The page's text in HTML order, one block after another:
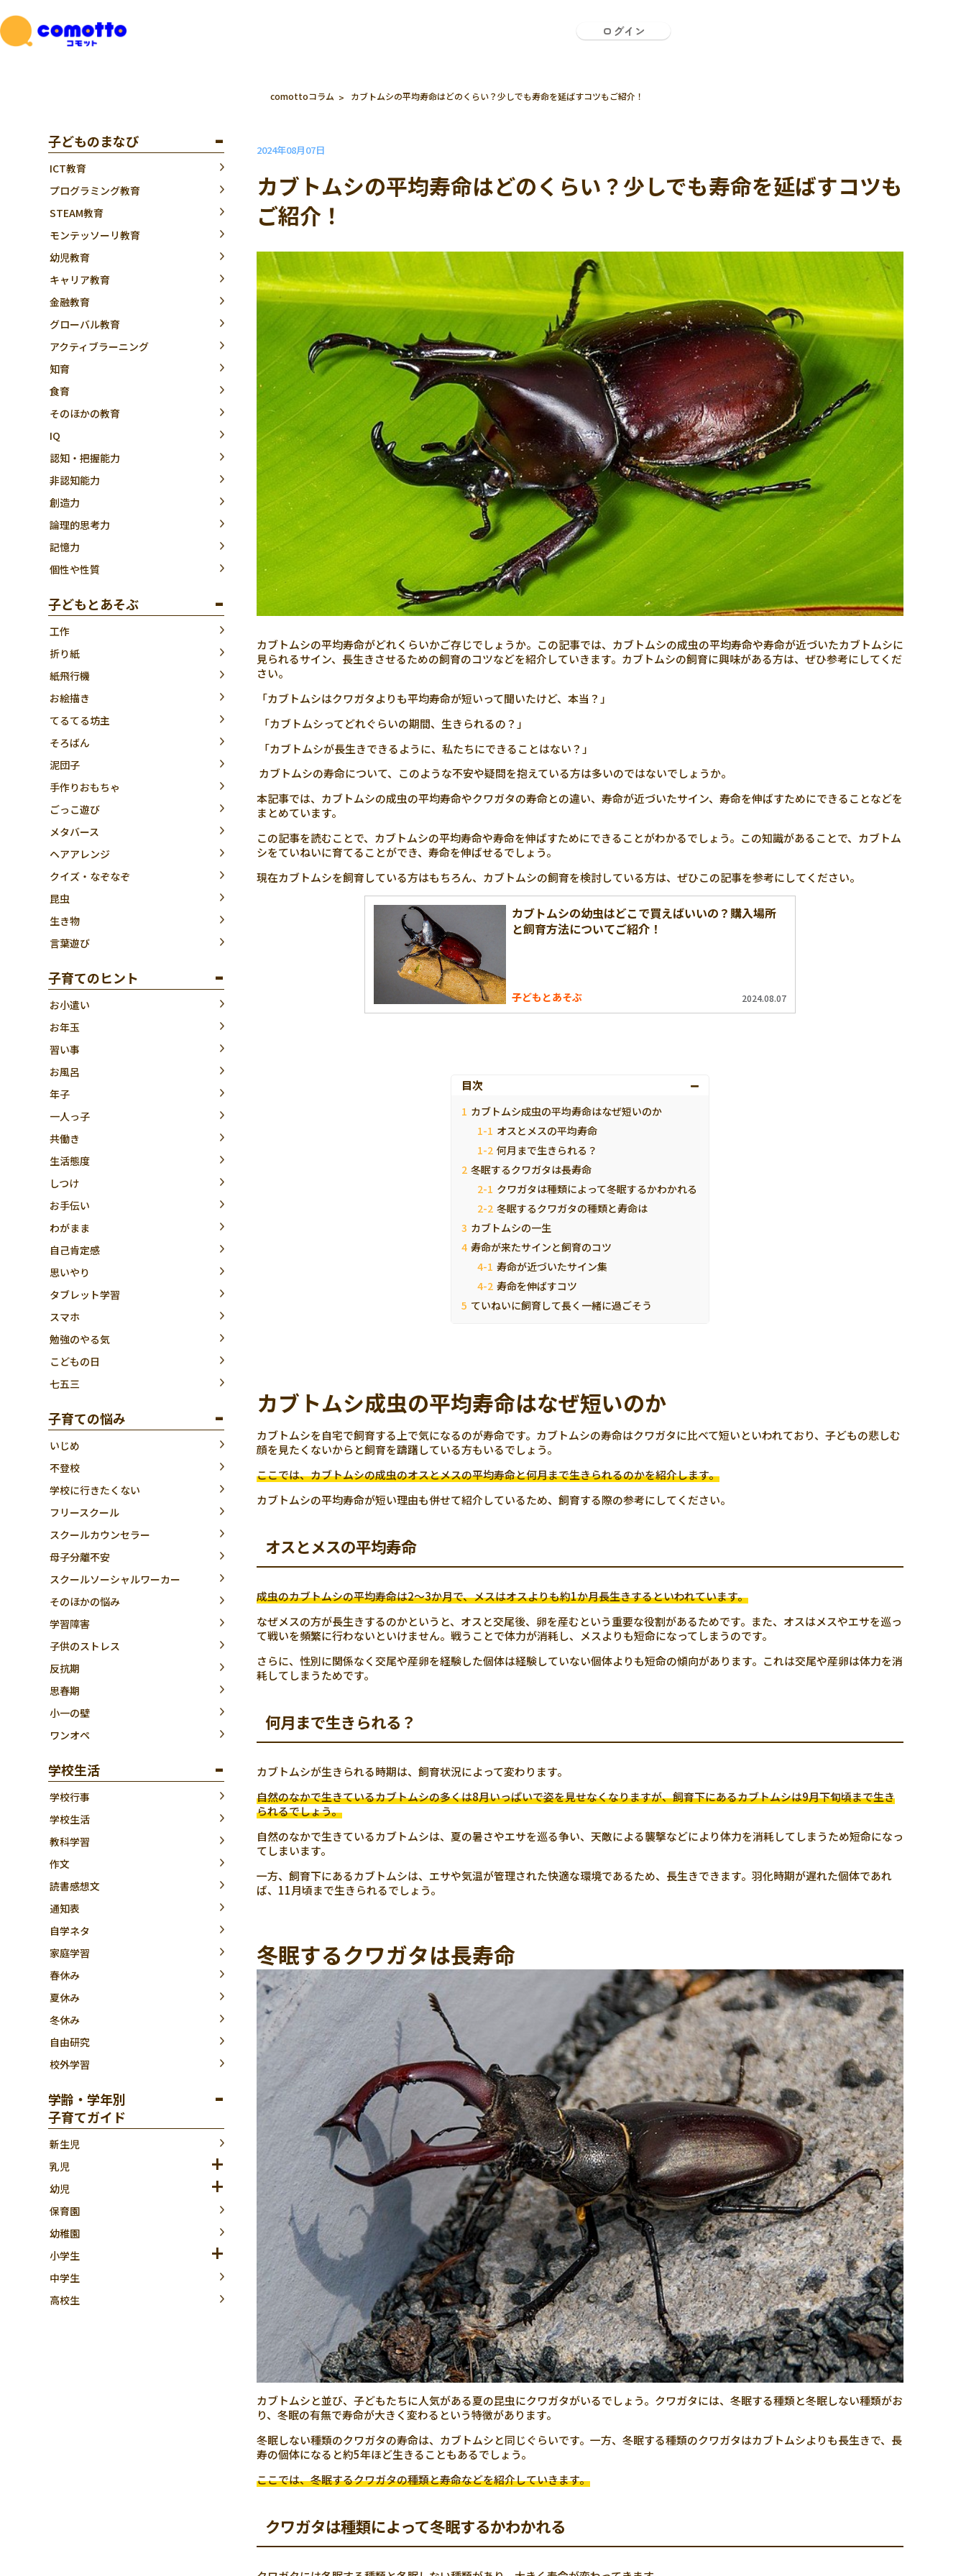
子どものまなび
ICT教育
プログラミング教育
STEAM教育
モンテッソーリ教育
幼児教育
キャリア教育
金融教育
グローバル教育
アクティブラーニング
知育
食育
そのほかの教育
IQ
認知・把握能力
非認知能力
創造力
論理的思考力
記憶力
個性や性質
子どもとあそぶ
工作
折り紙
紙飛行機
お絵描き
てるてる坊主
そろばん
泥団子
手作りおもちゃ
ごっこ遊び
メタバース
ヘアアレンジ
クイズ・なぞなぞ
昆虫
生き物
言葉遊び
子育てのヒント
お小遣い
お年玉
習い事
お風呂
年子
一人っ子
共働き
生活態度
しつけ
お手伝い
わがまま
自己肯定感
思いやり
タブレット学習
スマホ
勉強のやる気
こどもの日
七五三
子育ての悩み
いじめ
不登校
学校に行きたくない
フリースクール
スクールカウンセラー
母子分離不安
スクールソーシャルワーカー
そのほかの悩み
学習障害
子供のストレス
反抗期
思春期
小一の壁
ワンオペ
学校生活
学校行事
学校生活
教科学習
作文
読書感想文
通知表
自学ネタ
家庭学習
春休み
夏休み
冬休み
自由研究
校外学習
学齢・学年別
子育てガイド
新生児
乳児
幼児
保育園
幼稚園
小学生
中学生
高校生
ログイン
comottoコラム カブトムシの平均寿命はどのくらい？少しでも寿命を延ばすコツもご紹介！
2024年08月07日
カブトムシの平均寿命はどのくらい？少しでも寿命を延ばすコツも
ご紹介！
カブトムシの平均寿命がどれくらいかご存じでしょうか。この記事では、カブトムシの成虫の平均寿命や寿命が近づいたカブトムシに
見られるサイン、長生きさせるための飼育のコツなどを紹介していきます。カブトムシの飼育に興味がある方は、ぜひ参考にしてくだ
さい。
「カブトムシはクワガタよりも平均寿命が短いって聞いたけど、本当？」
「カブトムシってどれぐらいの期間、生きられるの？」
「カブトムシが長生きできるように、私たちにできることはない？」
カブトムシの寿命について、このような不安や疑問を抱えている方は多いのではないでしょうか。
本記事では、カブトムシの成虫の平均寿命やクワガタの寿命との違い、寿命が近づいたサイン、寿命を伸ばすためにできることなどを
まとめています。
この記事を読むことで、カブトムシの平均寿命や寿命を伸ばすためにできることがわかるでしょう。この知識があることで、カブトム
シをていねいに育てることができ、寿命を伸ばせるでしょう。
現在カブトムシを飼育している方はもちろん、カブトムシの飼育を検討している方は、ぜひこの記事を参考にしてください。
カブトムシの幼虫はどこで買えばいいの？購入場所
と飼育方法についてご紹介！
子どもとあそぶ 2024.08.07
目次
カブトムシ成虫の平均寿命はなぜ短いのか
オスとメスの平均寿命
何月まで生きられる？
冬眠するクワガタは長寿命
クワガタは種類によって冬眠するかわかれる
冬眠するクワガタの種類と寿命は
カブトムシの一生
寿命が来たサインと飼育のコツ
寿命が近づいたサイン集
寿命を伸ばすコツ
ていねいに飼育して長く一緒に過ごそう
カブトムシ成虫の平均寿命はなぜ短いのか
カブトムシを自宅で飼育する上で気になるのが寿命です。カブトムシの寿命はクワガタに比べて短いといわれており、子どもの悲しむ
顔を見たくないからと飼育を躊躇している方もいるでしょう。
ここでは、カブトムシの成虫のオスとメスの平均寿命と何月まで生きられるのかを紹介します。
カブトムシの平均寿命が短い理由も併せて紹介しているため、飼育する際の参考にしてください。
オスとメスの平均寿命
成虫のカブトムシの平均寿命は2～3か月で、メスはオスよりも約1か月長生きするといわれています。
なぜメスの方が長生きするのかというと、オスと交尾後、卵を産むという重要な役割があるためです。また、オスはメスやエサを巡っ
て戦いを頻繁に行わないといけません。戦うことで体力が消耗し、メスよりも短命になってしまうのです。
さらに、性別に関係なく交尾や産卵を経験した個体は経験していない個体よりも短命の傾向があります。これは交尾や産卵は体力を消
耗してしまうためです。
何月まで生きられる？
カブトムシが生きられる時期は、飼育状況によって変わります。
自然のなかで生きているカブトムシの多くは8月いっぱいで姿を見せなくなりますが、飼育下にあるカブトムシは9月下旬頃まで生き
られるでしょう。
自然のなかで生きているカブトムシは、夏の暑さやエサを巡る争い、天敵による襲撃などにより体力を消耗してしまうため短命になっ
てしまいます。
一方、飼育下にあるカブトムシは、エサや気温が管理された快適な環境であるため、長生きできます。羽化時期が遅れた個体であれ
ば、11月頃まで生きられるでしょう。
冬眠するクワガタは長寿命
カブトムシと並び、子どもたちに人気がある夏の昆虫にクワガタがいるでしょう。クワガタには、冬眠する種類と冬眠しない種類がお
り、冬眠の有無で寿命が大きく変わるという特徴があります。
冬眠しない種類のクワガタの寿命は、カブトムシと同じぐらいです。一方、冬眠する種類のクワガタはカブトムシよりも長生きで、長
寿の個体になると約5年ほど生きることもあるでしょう。
ここでは、冬眠するクワガタの種類と寿命などを紹介していきます。
クワガタは種類によって冬眠するかわかれる